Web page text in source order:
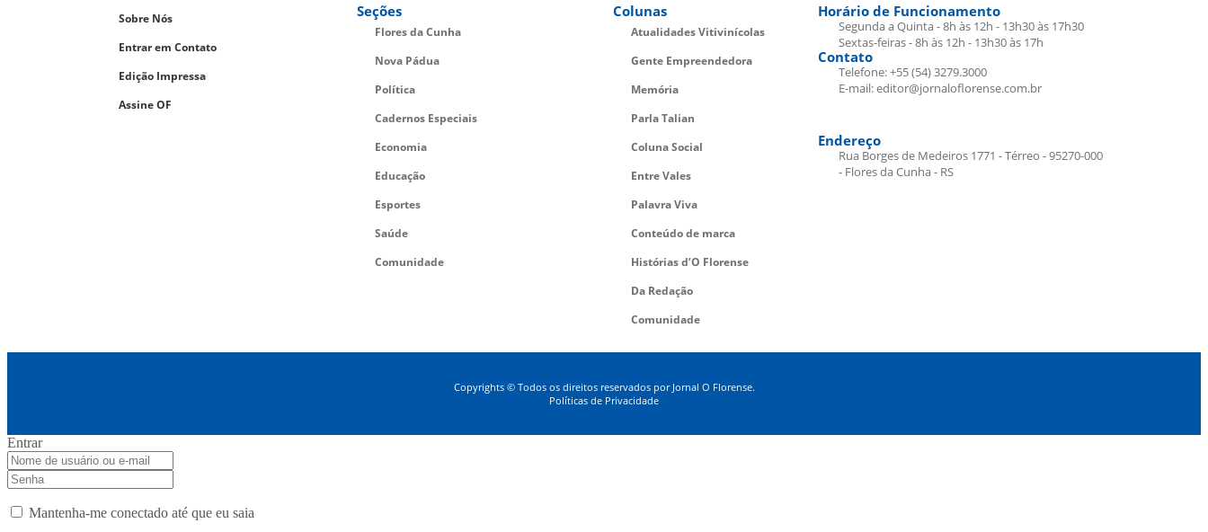
Sobre Nós
Entrar em Contato
Edição Impressa
Assine OF
Seções
Flores da Cunha
Nova Pádua
Política
Cadernos Especiais
Economia
Educação
Esportes
Saúde
Comunidade
Colunas
Atualidades Vitivinícolas
Gente Empreendedora
Memória
Parla Talian
Coluna Social
Entre Vales
Palavra Viva
Conteúdo de marca
Histórias d’O Florense
Da Redação
Comunidade
Horário de Funcionamento
Segunda a Quinta - 8h às 12h - 13h30 às 17h30
Sextas-feiras - 8h às 12h - 13h30 às 17h
Contato
Telefone: +55 (54) 3279.3000
E-mail: editor@jornaloflorense.com.br
Endereço
Rua Borges de Medeiros 1771 - Térreo - 95270-000
- Flores da Cunha - RS
Copyrights © Todos os direitos reservados por Jornal O Florense.
Políticas de Privacidade
Entrar
Mantenha-me conectado até que eu saia